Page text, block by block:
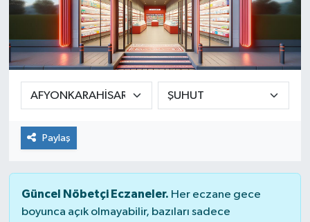
Paylaş
Güncel Nöbetçi Eczaneler. Her eczane gece
boyunca açık olmayabilir, bazıları sadece